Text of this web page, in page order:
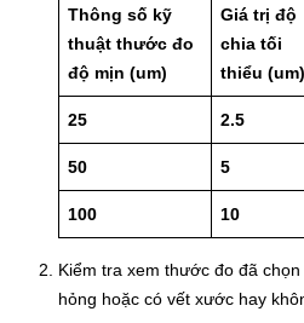
Thông số kỹ
thuật thước đo
độ mịn (um)
Giá trị độ
chia tối
thiểu (um)
25 2.5
50 5
100 10
Kiểm tra xem thước đo đã
hỏng hoặc có vết xước hay